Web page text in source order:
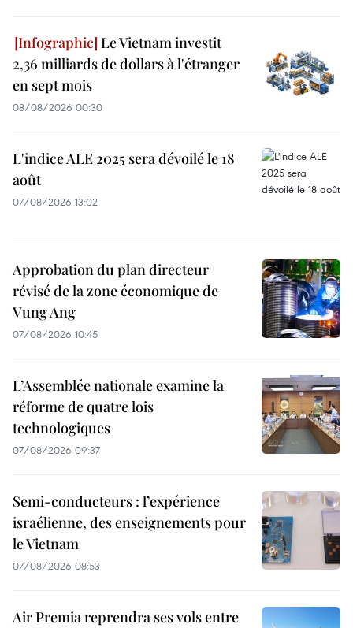
Le Vietnam investit
2,36 milliards de dollars à l'étranger
en sept mois
08/08/2026 00:30
L'indice ALE 2025 sera dévoilé le 18
août
07/08/2026 13:02
Approbation du plan directeur
révisé de la zone économique de
Vung Ang
07/08/2026 10:45
L’Assemblée nationale examine la
réforme de quatre lois
technologiques
07/08/2026 09:37
Semi-conducteurs : l’expérience
israélienne, des enseignements pour
le Vietnam
07/08/2026 08:53
Air Premia reprendra ses vols entre